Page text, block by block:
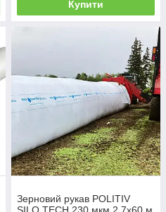
Купити
Зерновий рукав POLITIV